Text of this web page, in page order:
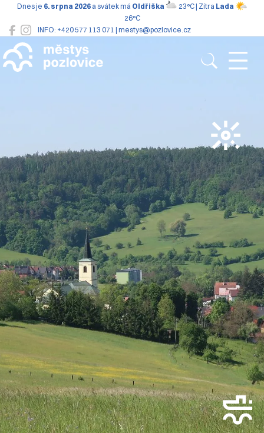
INFO: +420 577 113 071 | mestys@pozlovice.cz
Dnes je 6. srpna 2026 a svátek má Oldřiška 23°C | Zítra Lada
26°C
Pozlovice